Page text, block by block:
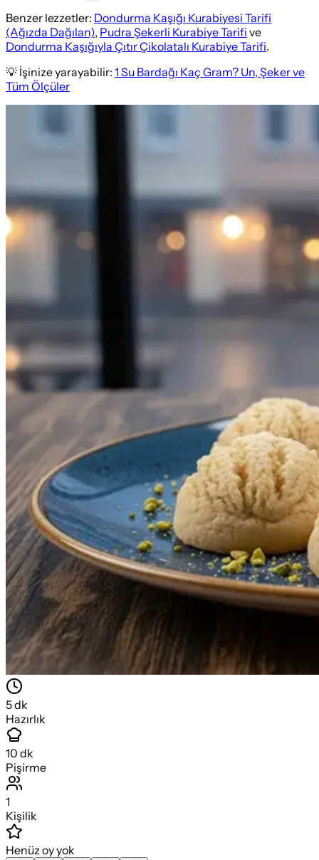
Benzer lezzetler: Dondurma Kaşığı Kurabiyesi Tarifi
(Ağızda Dağılan), Pudra Şekerli Kurabiye Tarifi ve
Dondurma Kaşığıyla Çıtır Çikolatalı Kurabiye Tarifi.
💡 İşinize yarayabilir: 1 Su Bardağı Kaç Gram? Un, Şeker ve
Tüm Ölçüler
5dk
Hazırlık
10 dk
Pişirme
1
Kişilik
Henüz oy yok